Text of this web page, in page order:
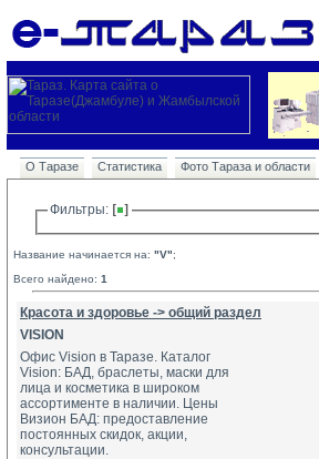
О Таразе Статистика Фото Тараза и области
Фильтры:
Название начинается на: "V";
Всего найдено: 1
Красота и здоровье -> общий раздел
VISION
Офис Vision в Таразе. Каталог
Vision: БАД, браслеты, маски для
лица и косметика в широком
ассортименте в наличии. Цены
Визион БАД: предоставление
постоянных скидок, акции,
консультации.